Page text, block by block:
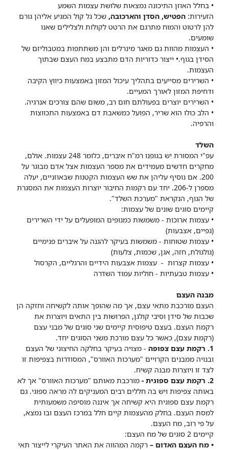
• בחלל האוזן התיכונה נמצאות שלושת עצמות השמע
הזעירות: הפטיש, הסדן והארכובה, שכל גל קול המגיע אליהן גורם
להן לרטוט והמוח מתרגם את הרטט לקולות ולצלילים שאנו
שומעים.
• העצמות מהוות גם מאגר מינרלים והן משתתפות במטבוליזם של
הסידן בגוף.• ייצור כדוריות הדם מתבצע במח העצם שבתוך
העצמות.
• השרירים מסייעים בתהליך עיכול המזון באמצעות כיווץ הקיבה
ודחיפת המזון לאורך המעיים.
• השרירים יוצרים בפעולתם חום רב, משום שהם צורכים אנרגיה.
• הלב כולו הוא שריר, הפועל כמשאבת דם באמצעות התכווצות
והרפיה.
השלד
עפ"י המסורת יש בגופנו רמ"ח איברים, כלומר 248 עצמות. אולם,
מחקרים חדשים מעמידים את מספר העצמות אצל אדם מבוגר על
200. אם נוסיף עליהן את שש העצמות הקטנות שבאוזניים, יעלה
מספרן ל-206. יחד עם רקמות החיבור יוצרות העצמות את המסגרת
של הגוף, הנקראת "מערכת השלד".
קיימים סוגים שונים של עצמות:
• עצמות ארוכות - משמשות כמנופים המופעלים על ידי השרירים
(גפיים, אצבעות)
• עצמות שטוחות - משמשות בעיקר להגנה על איברים פנימיים
(גולגולת, חזה, אגן, שכמות, צלעות)
• עצמות קצרות - עצמות אצבעות הידיים והרגליים, הקרסול
• עצמות טבעתיות - חוליות עמוד השדרה
מבנה העצם
העצם מורכבת מתאי עצם, אך מה שהופך אותה לקשיחה וחזקה הן
שכבות של סידן וסיבי קולגן, הפרושות בין התאים ויוצרות את
רקמת העצם. בעצם טיפוסית קיימים שני סוגים של מבני עצם
(רקמת עצם), כאשר כל עצם מורכת משני הסוגים יחד.
1. רקמת עצם צפופה
- מצויה בעיקר בחלקה החיצוני של העצם
ובנויה ממבנים הקרויים "מערכות האוורס", המסודרות בצפיפות זו
לצד זו ויוצרות מבנה קשיח.
2. רקמת עצם ספוגית -
מורכבת מאותם "מערכות האוורס" אך לא
באותה צפיפות ויש בה חללים רבים המעניקים לה מראה ספוגי. גם
רקמת עצם ספוגית היא קשיחה אך איננה מוסיפה משמעותית
למסת העצם. בחלק מהעצמות קיים חלל במרכז העצם ובו נמצא,
על פי רוב, מח העצם.
קיימים 2 סוגים של מח העצם:
• מח העצם האדום – רקמה המהווה את האתר העיקרי לייצור תאי